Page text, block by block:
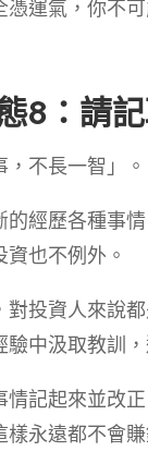
憑運氣，你不
8：請
不長一智」。
的經歷各種事
也不例外。
投資人來說都
中汲取教訓
情記起來並改
永遠都不會賺